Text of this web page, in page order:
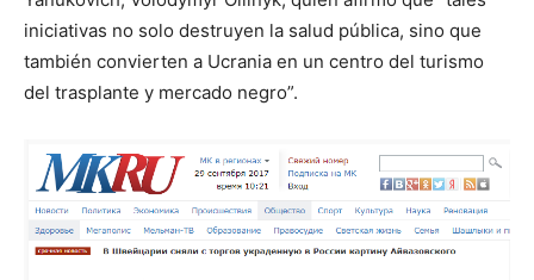
iniciativas no solo destruyen la salud pública, sino que
también convierten a Ucrania en un centro del turismo
del trasplante y mercado negro”.